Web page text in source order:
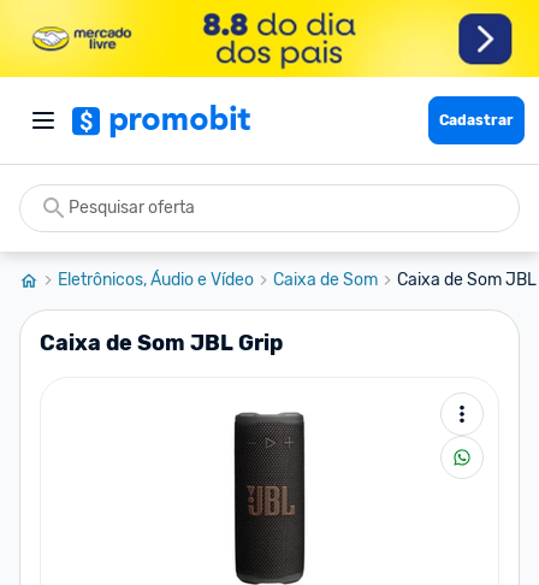
Cadastrar
Eletrônicos, Áudio e Vídeo Caixa de Som Caixa de Som
Caixa de Som JBL Grip